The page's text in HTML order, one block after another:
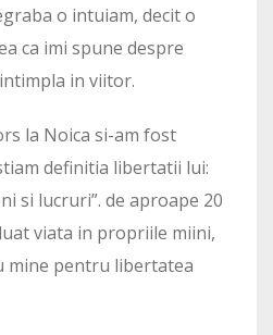
o intuiam, decit o
ca imi spune despre
in viitor.
la Noica si-am fost
definitia libertatii lui:
si lucruri”. de aproape 20
viata in propriile miini,
mine pentru libertatea